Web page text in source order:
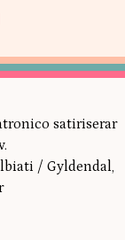
satiriserar
/ Gyldendal,